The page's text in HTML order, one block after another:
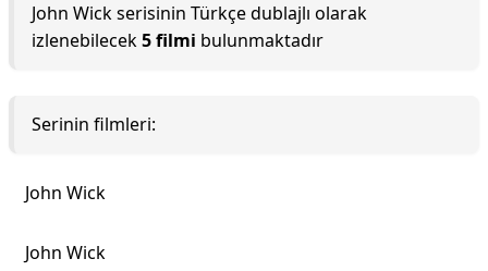
John Wick serisinin Türkçe dublajlı olarak
izlenebilecek5 filmi bulunmaktadır
Serinin filmleri:
John Wick
John Wick